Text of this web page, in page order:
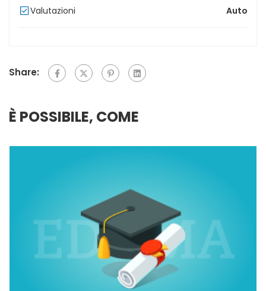
Valutazioni Auto
Share:
È POSSIBILE, COME